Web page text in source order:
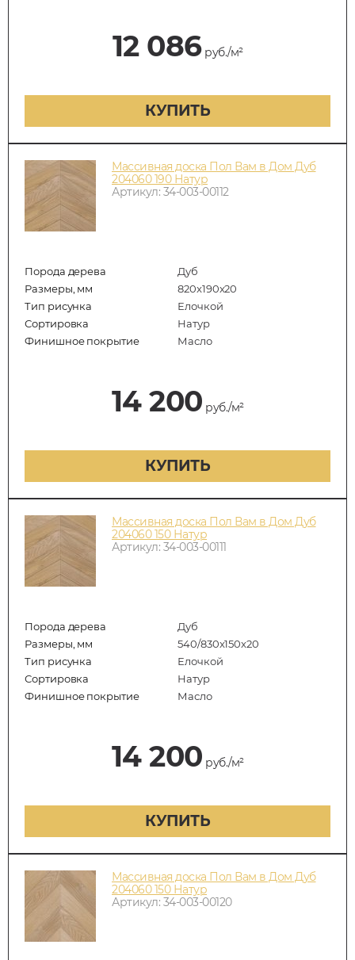
12 086руб./м²
КУПИТЬ
Массивная доска Пол Вам в Дом Дуб
204060 190 Натур
Артикул: 34-003-00112
Порода дерева
Дуб
Размеры, мм
820x190x20
Тип рисунка
Елочкой
Сортировка
Натур
Финишное покрытие
Масло
14 200 руб./м²
КУПИТЬ
Массивная доска Пол Вам в Дом Дуб
204060 150 Натур
Артикул: 34-003-00111
Порода дерева
Дуб
Размеры, мм
540/830x150x20
Тип рисунка
Елочкой
Сортировка
Натур
Финишное покрытие
Масло
14 200 руб./м²
КУПИТЬ
Массивная доска Пол Вам в Дом Дуб
204060 150 Натур
Артикул: 34-003-00120